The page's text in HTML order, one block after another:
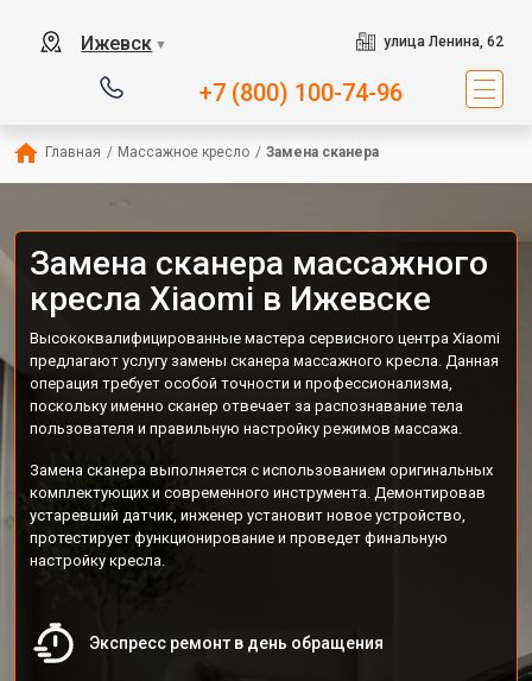
Ижевск ▼ улица Ленина, 62
+7 (800) 100-74-96
Главная / Массажное кресло / Замена сканера
Замена сканера массажного
кресла Xiaomi в Ижевске
Высококвалифицированные мастера сервисного центра Xiaomi
предлагают услугу замены сканера массажного кресла. Данная
операция требует особой точности и профессионализма,
поскольку именно сканер отвечает за распознавание тела
пользователя и правильную настройку режимов массажа.
Замена сканера выполняется с использованием оригинальных
комплектующих и современного инструмента. Демонтировав
устаревший датчик, инженер установит новое устройство,
протестирует функционирование и проведет финальную
настройку кресла.
Экспресс ремонт в день обращения